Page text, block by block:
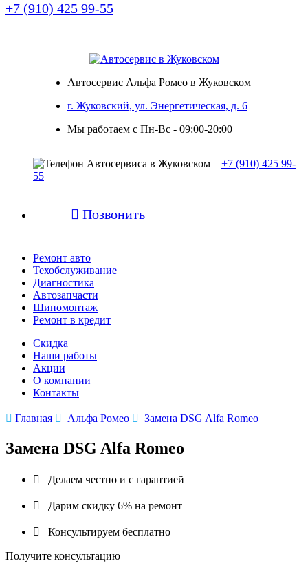
+7 (910) 425 99-55
Автосервис Альфа Ромео в Жуковском
г. Жуковский, ул. Энергетическая, д. 6
Мы работаем с Пн-Вc - 09:00-20:00
+7 (910) 425 99-
55
 Позвонить
Ремонт авто
Техобслуживание
Диагностика
Автозапчасти
Шиномонтаж
Ремонт в кредит
Скидка
Наши работы
Акции
О компании
Контакты
 Главная  Альфа Ромео  Замена DSG Alfa Romeo
Замена DSG Alfa Romeo
 Делаем честно и с гарантией
 Дарим скидку 6% на ремонт
 Консультируем бесплатно
Получите консультацию